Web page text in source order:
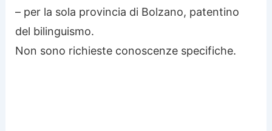
– per la sola provincia di Bolzano, patentino
del bilinguismo.
Non sono richieste conoscenze specifiche.